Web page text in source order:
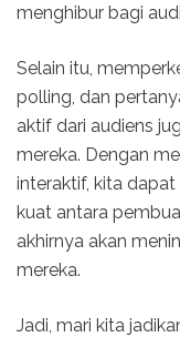
menghibur bagi
Selain itu,
polling, dan
aktif dari audiens
mereka. Dengan
interaktif, kita
kuat antara
akhirnya akan
mereka.
Jadi, mari kita